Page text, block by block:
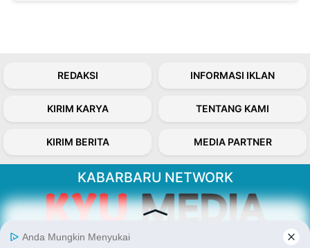
REDAKSI INFORMASI IKLAN
KIRIM KARYA TENTANG KAMI
KIRIM BERITA MEDIA PARTNER
KABARBARU NETWORK